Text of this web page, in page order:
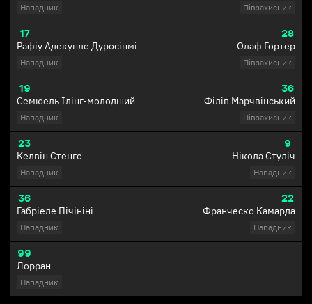
Нападник
17
Рафіу Адекунле Дуросінмі
Нападник
19
Семюель Ілінг-молодший
Нападник
23
Келвін Стенгс
Нападник
36
Габріеле Пічініні
Нападник
99
Лорран
Нападник
Півзахисник
28
Олаф Гортер
Півзахисник
36
Філіп Марчвінський
Півзахисник
9
Нікола Стуліч
Нападник
22
Франческо Камарда
Нападник